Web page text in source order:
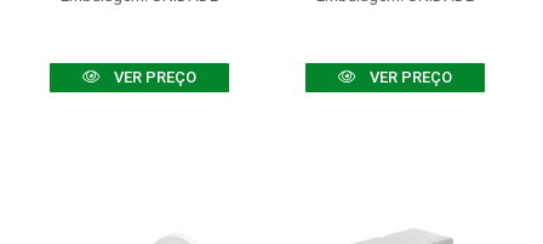
VER PREÇO VER PREÇO